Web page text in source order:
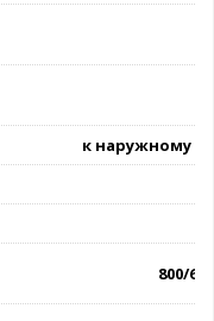
к наружному
800/